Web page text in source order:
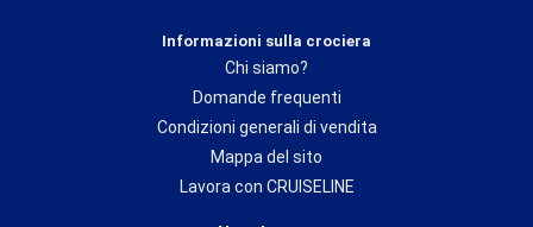
Informazioni sulla crociera
Chi siamo?
Domande frequenti
Condizioni generali di vendita
Mappa del sito
Lavora con CRUISELINE